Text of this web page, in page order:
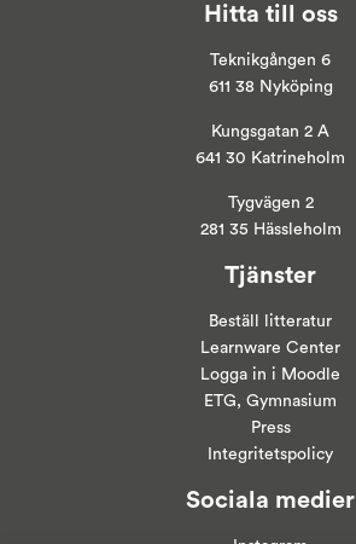
Hitta till oss
Teknikgången 6
611 38 Nyköping
Kungsgatan 2 A
641 30 Katrineholm
Tygvägen 2
281 35 Hässleholm
Tjänster
Beställ litteratur
Learnware Center
Logga in i Moodle
ETG, Gymnasium
Press
Integritetspolicy
Sociala medier